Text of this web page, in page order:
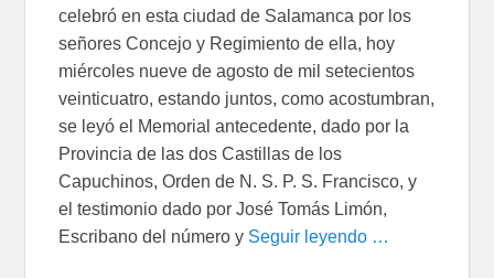
celebró en esta ciudad de Salamanca por los
señores Concejo y Regimiento de ella, hoy
miércoles nueve de agosto de mil setecientos
veinticuatro, estando juntos, como acostumbran,
se leyó el Memorial antecedente, dado por la
Provincia de las dos Castillas de los
Capuchinos, Orden de N. S. P. S. Francisco, y
el testimonio dado por José Tomás Limón,
Escribano del número y Seguir leyendo …